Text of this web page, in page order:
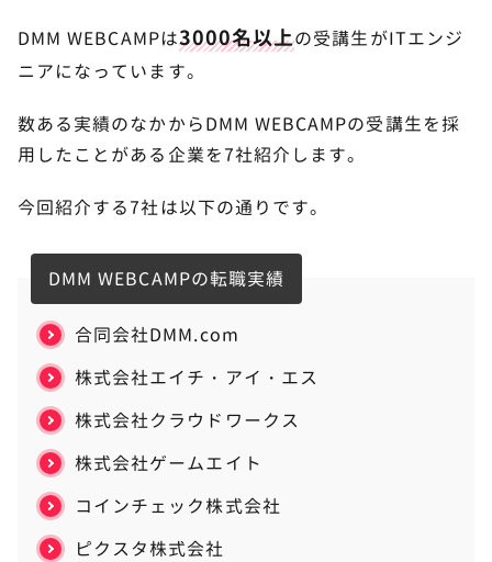
DMM WEBCAMPは3000名以上の受講生がITエンジ
ニアになっています。
数ある実績のなかからDMM WEBCAMPの受講生を採
用したことがある企業を7社紹介します。
今回紹介する7社は以下の通りです。
DMM WEBCAMPの転職実績
合同会社DMM.com
株式会社エイチ・アイ・エス
株式会社クラウドワークス
株式会社ゲームエイト
コインチェック株式会社
ピクスタ株式会社